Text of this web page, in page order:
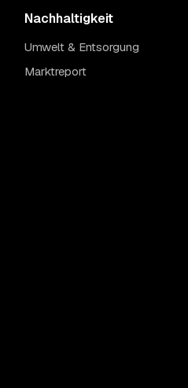
Nachhaltigkeit
Umwelt & Entsorgung
Marktreport